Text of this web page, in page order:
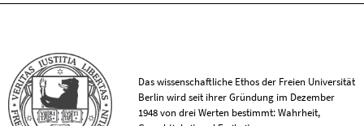
Das wissenschaftliche Ethos der Freien Universität
Berlin wird seit ihrer Gründung im Dezember
1948 von drei Werten bestimmt: Wahrheit,